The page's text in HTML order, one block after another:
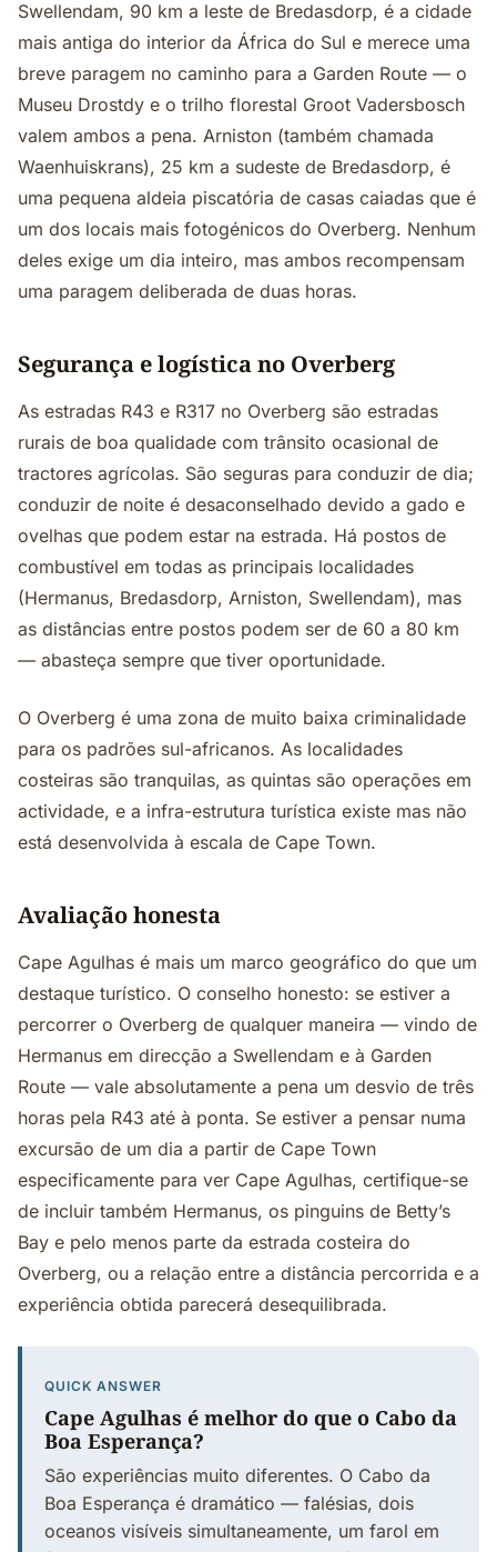
Swellendam, 90 km a leste de Bredasdorp, é a cidade
mais antiga do interior da África do Sul e merece uma
breve paragem no caminho para a Garden Route — o
Museu Drostdy e o trilho florestal Groot Vadersbosch
valem ambos a pena. Arniston (também chamada
Waenhuiskrans), 25 km a sudeste de Bredasdorp, é
uma pequena aldeia piscatória de casas caiadas que é
um dos locais mais fotogénicos do Overberg. Nenhum
deles exige um dia inteiro, mas ambos recompensam
uma paragem deliberada de duas horas.
Segurança e logística no Overberg
As estradas R43 e R317 no Overberg são estradas
rurais de boa qualidade com trânsito ocasional de
tractores agrícolas. São seguras para conduzir de dia;
conduzir de noite é desaconselhado devido a gado e
ovelhas que podem estar na estrada. Há postos de
combustível em todas as principais localidades
(Hermanus, Bredasdorp, Arniston, Swellendam), mas
as distâncias entre postos podem ser de 60 a 80 km
— abasteça sempre que tiver oportunidade.
O Overberg é uma zona de muito baixa criminalidade
para os padrões sul-africanos. As localidades
costeiras são tranquilas, as quintas são operações em
actividade, e a infra-estrutura turística existe mas não
está desenvolvida à escala de Cape Town.
Avaliação honesta
Cape Agulhas é mais um marco geográfico do que um
destaque turístico. O conselho honesto: se estiver a
percorrer o Overberg de qualquer maneira — vindo de
Hermanus em direcção a Swellendam e à Garden
Route — vale absolutamente a pena um desvio de três
horas pela R43 até à ponta. Se estiver a pensar numa
excursão de um dia a partir de Cape Town
especificamente para ver Cape Agulhas, certifique-se
de incluir também Hermanus, os pinguins de Betty’s
Bay e pelo menos parte da estrada costeira do
Overberg, ou a relação entre a distância percorrida e a
experiência obtida parecerá desequilibrada.
QUICK ANSWER
Cape Agulhas é melhor do que o Cabo da
Boa Esperança?
São experiências muito diferentes. O Cabo da
Boa Esperança é dramático — falésias, dois
oceanos visíveis simultaneamente, um farol em